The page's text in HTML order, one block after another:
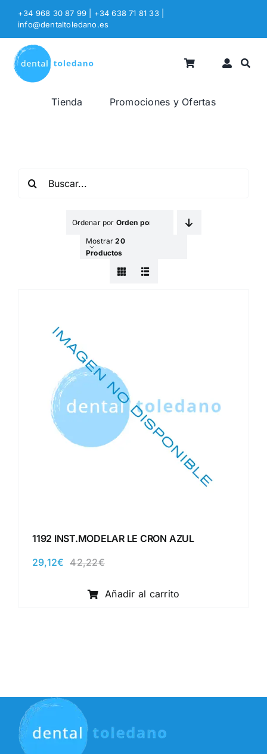
Saltar
contenido
+34 968 30 87 99 | +34 638 71 81 33
info@dentaltoledano.es
Tienda Promociones y Ofertas
Ordenar por Orden por Defecto
Mostrar20
Productos
1192 INST.MODELAR LE CRON AZUL
42,22€El
original
era:
29,12€
El
actual
es:
Añadir al carrito